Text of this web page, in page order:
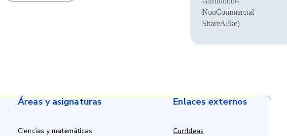
NonCommercial-
ShareAlike)
Áreas y asignaturas
Ciencias y matemáticas
Enlaces externos
CurrIdeas